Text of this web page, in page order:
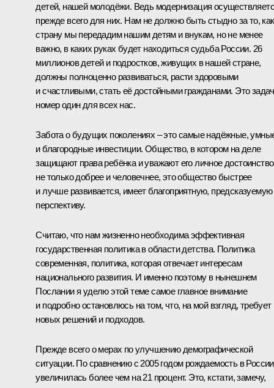
детей, нашей молодёжи. Ведь модернизация
прежде всего для них. Нам не должно быть стыдно за то,
страну мы передадим нашим детям и внукам, но не менее
важно, в каких руках будет находиться судьба России. 26
миллионов детей и подростков, живущих в нашей стране,
должны полноценно развиваться, расти здоровыми
и счастливыми, стать её достойными гражданами. Это
номер один для всех нас.
Забота о будущих поколениях – это самые надёжные,
и благородные инвестиции. Общество, в котором на деле
защищают права ребёнка и уважают его личное
не только добрее и человечнее, это общество быстрее
и лучше развивается, имеет благоприятную, предсказуемую
перспективу.
Считаю, что нам жизненно необходима эффективная
государственная политика в области детства. Политика
современная, политика, которая отвечает интересам
национального развития. И именно поэтому в нынешнем
Послании я уделю этой теме самое главное внимание
и подробно остановлюсь на том, что, на мой взгляд, требует
новых решений и подходов.
Прежде всего о мерах по улучшению демографической
ситуации. По сравнению с 2005 годом рождаемость в России
увеличилась более чем на 21 процент. Это, кстати, замечу,